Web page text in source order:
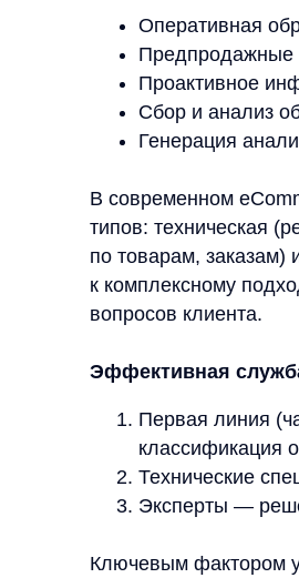
к комплексному
вопросов клиента.
Эффективная служба
Первая линия (чат-
Технические
Эксперты —
Ключевым фактором
сотрудников, но и их
и находить
Инструменты
ботов и AI
В современном